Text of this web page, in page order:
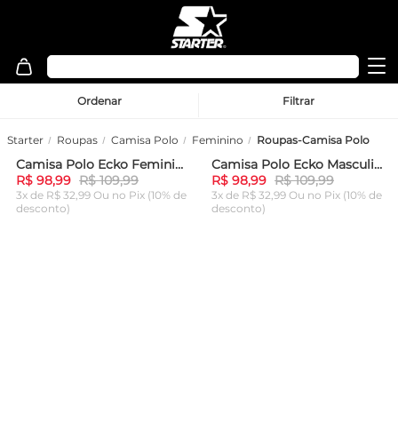
Ordenar Filtrar
Starter Roupas Camisa Polo Feminino Roupas-Camisa Polo
-10%Camisa Polo Ecko Feminina Kubi Preta
R$ 98,99 R$ 109,99
3x de R$ 32,99 Ou no Pix (10% de
desconto)
-10%Camisa Polo Ecko Masculina Branca
R$ 98,99 R$ 109,99
3x de R$ 32,99 Ou no Pix (10% de
desconto)